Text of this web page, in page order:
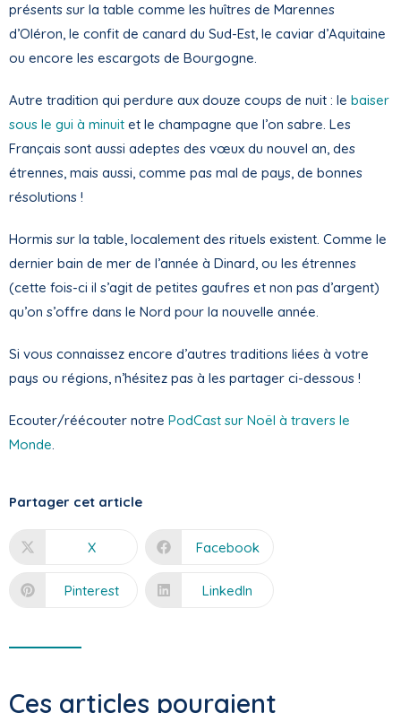
présents sur la table comme les huîtres de Marennes
d’Oléron, le confit de canard du Sud-Est, le caviar d’Aquitaine
ou encore les escargots de Bourgogne.
Autre tradition qui perdure aux douze coups de nuit : le baiser
sous le gui à minuit et le champagne que l’on sabre. Les
Français sont aussi adeptes des vœux du nouvel an, des
étrennes, mais aussi, comme pas mal de pays, de bonnes
résolutions !
Hormis sur la table, localement des rituels existent. Comme le
dernier bain de mer de l’année à Dinard, ou les étrennes
(cette fois-ci il s’agit de petites gaufres et non pas d’argent)
qu’on s’offre dans le Nord pour la nouvelle année.
Si vous connaissez encore d’autres traditions liées à votre
pays ou régions, n’hésitez pas à les partager ci-dessous !
Ecouter/réécouter notre PodCast sur Noël à travers le
Monde.
Partager cet article
X Facebook
Pinterest LinkedIn
Ces articles pouraient